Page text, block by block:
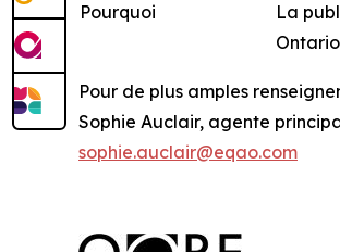
Pourquoi
La
Pour de plus amples
Sophie Auclair, agente
sophie.auclair@eqao.com